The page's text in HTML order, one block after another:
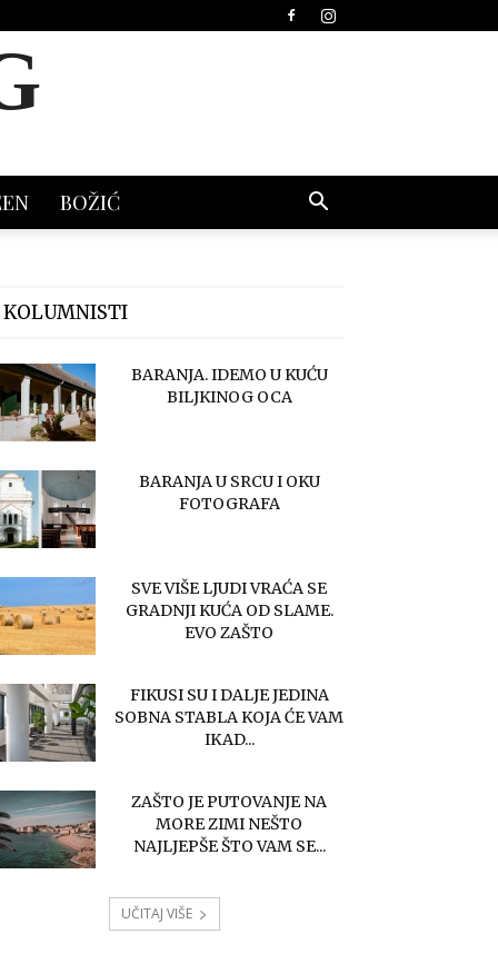
BOŽIĆ
KOLUMNISTI
BARANJA. IDEMO U KUĆU
BILJKINOG OCA
BARANJA U SRCU I OKU
FOTOGRAFA
SVE VIŠE LJUDI VRAĆA SE
GRADNJI KUĆA OD SLAME.
EVO ZAŠTO
FIKUSI SU I DALJE JEDINA
SOBNA STABLA KOJA ĆE VAM
IKAD...
ZAŠTO JE PUTOVANJE NA
MORE ZIMI NEŠTO
NAJLJEPŠE ŠTO VAM SE...
UČITAJ VIŠE